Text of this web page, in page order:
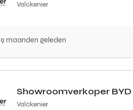
Valckenier
9 maanden geleden
Showroomverkoper BYD
Valckenier